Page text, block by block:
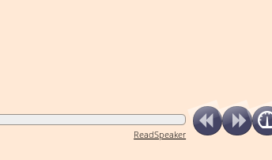
ReadSpeaker